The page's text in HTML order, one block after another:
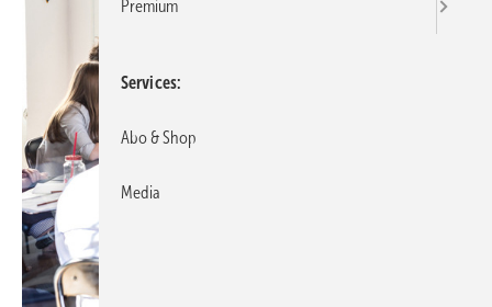
Premium
Services
Abo & Shop
Media